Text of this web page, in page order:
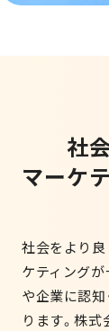
社
マーケテ
社会をより良
ケティング
や企業に認
ります。株